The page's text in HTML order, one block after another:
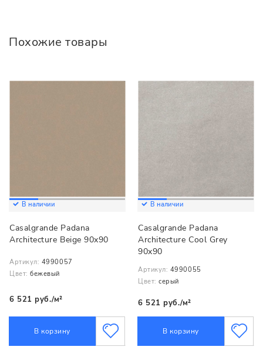
Похожие товары
В наличии
Casalgrande Padana
Architecture Beige 90x90
Артикул: 4990057
Цвет: бежевый
6 521 руб./м²
В корзину
В наличии
Casalgrande Padana
Architecture Cool Grey
90x90
Артикул: 4990055
Цвет: серый
6 521 руб./м²
В корзину